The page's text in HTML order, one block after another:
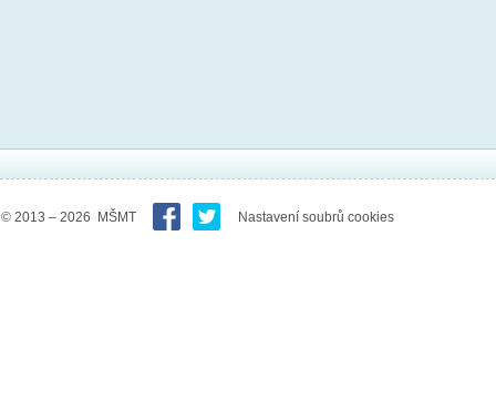
© 2013 – 2026 MŠMT Nastavení soubrů cookies